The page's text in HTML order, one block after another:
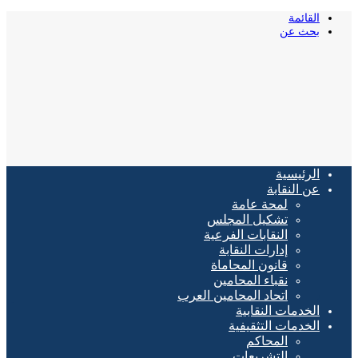
القائمة
بحث عن
الرئيسية
عن النقابة
لمحة عامة
تشكيل المجلس
النقابات الفرعية
إدارات النقابة
قانون المحاماة
نقباء المحامين
اتحاد المحامين العرب
الخدمات النقابية
الخدمات التثقيفية
المحاكم